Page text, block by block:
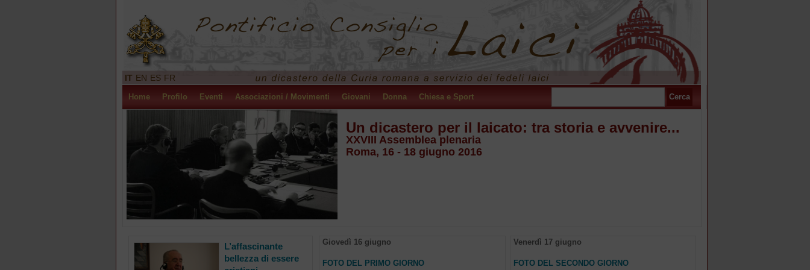
IT EN ES FR
Home Profilo Eventi Associazioni / Movimenti Giovani Donna Chiesa e Sport
Un dicastero per il laicato: tra storia e avvenire...
XXVIII Assemblea plenaria
Roma, 16 - 18 giugno 2016
L’affascinante
bellezza di essere
Giovedì 16 giugno
FOTO DEL PRIMO GIORNO
Venerdì 17 giugno
FOTO DEL SECONDO GIORNO